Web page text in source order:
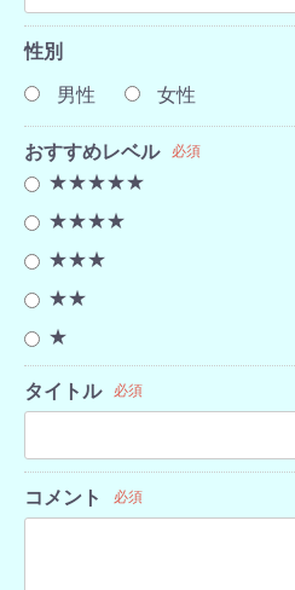
性別
男性
女性
おすすめレベル 必須
★★★★★
★★★★
★★★
★★
★
タイトル 必須
コメント 必須